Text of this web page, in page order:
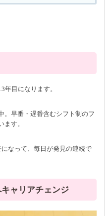
年目になります。
。早番・遅番含むシフト制のフ
ます。
なって、毎日が発見の連続で
ャリアチェンジ